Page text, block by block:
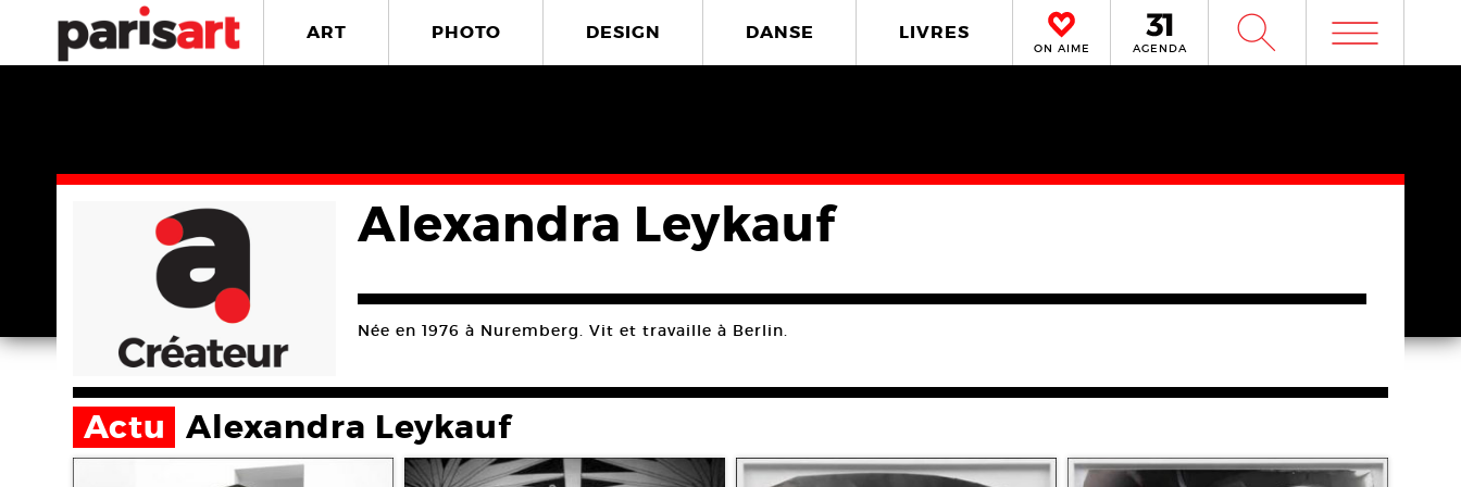
ART PHOTO DESIGN DANSE LIVRES
ON AIME AGENDA W m
Alexandra Leykauf
Née en 1976 à Nuremberg. Vit et travaille à Berlin.
Actu Alexandra Leykauf